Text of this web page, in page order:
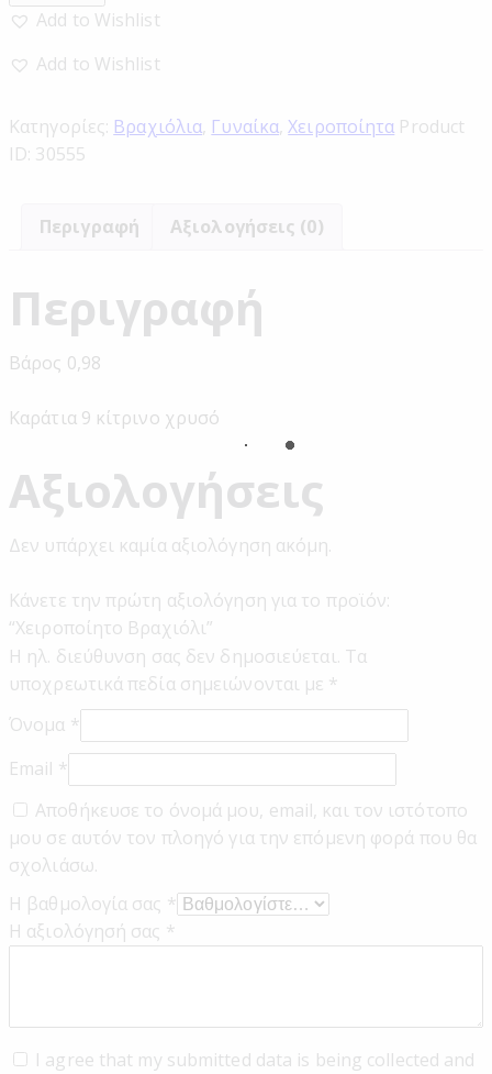
Add to Wishlist
Add to Wishlist
Κατηγορίες: Βραχιόλια, Γυναίκα,Χειροποίητα Product
ID: 30555
Περιγραφή Αξιολογήσεις (0)
Περιγραφή
Βάρος 0,98
Καράτια 9 κίτρινο χρυσό
Αξιολογήσεις
Δεν υπάρχει καμία αξιολόγηση ακόμη.
Κάνετε την πρώτη αξιολόγηση για το προϊόν:
“Χειροποίητο Βραχιόλι”
Η ηλ. διεύθυνση σας δεν δημοσιεύεται. Τα
υποχρεωτικά πεδία σημειώνονται με *
Όνομα *
Email *
Αποθήκευσε το όνομά μου, email, και τον ιστότοπο
μου σε αυτόν τον πλοηγό για την επόμενη φορά που θα
σχολιάσω.
Η βαθμολογία σας *
Η αξιολόγησή σας *
I agree that my submitted data is being collected and